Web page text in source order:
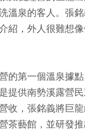
溫泉的客人。張
紹，外人很難想
的第一個溫泉據
提供南勢溪露營
收，張銘義將巨
茶藝館，並研發推